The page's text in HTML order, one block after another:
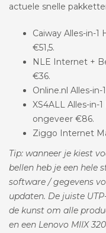
actuele snelle
Caiway Alles-in-
€51,5.
NLE Internet +
€36.
Online.nl Alles-in-
XS4ALL Alles-in-
ongeveer €86.
Ziggo Internet
Tip: wanneer je kiest
bellen heb je een hele
software / gegevens
updaten. De juiste
de kunst om alle
en een Lenovo MIIX